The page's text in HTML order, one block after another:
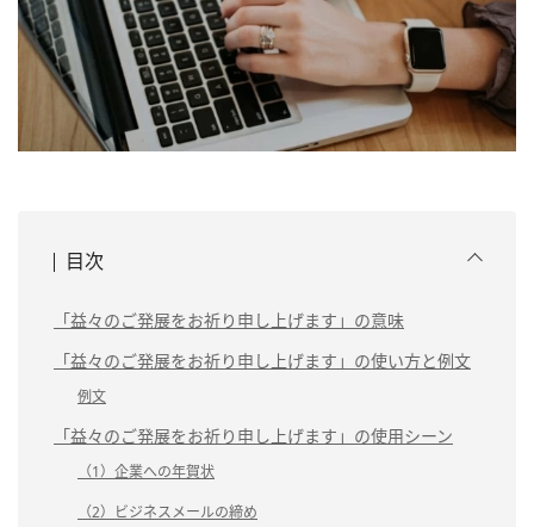
目次
「益々のご発展をお祈り申し上げます」の意味
「益々のご発展をお祈り申し上げます」の使い方と例文
例文
「益々のご発展をお祈り申し上げます」の使用シーン
（1）企業への年賀状
（2）ビジネスメールの締め